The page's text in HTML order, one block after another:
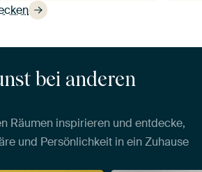
bei anderen
Räumen inspirieren und entdecke,
und Persönlichkeit in ein Zuhause